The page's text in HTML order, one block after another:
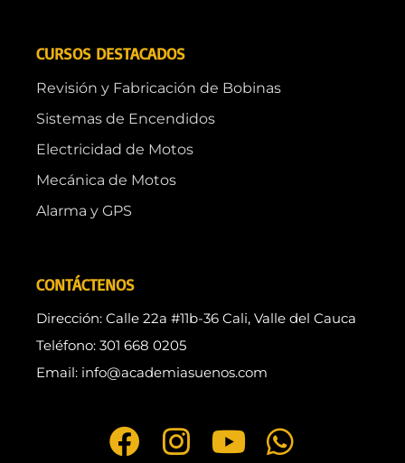
CURSOS DESTACADOS
Revisión y Fabricación de Bobinas
Sistemas de Encendidos
Electricidad de Motos
Mecánica de Motos
Alarma y GPS
CONTÁCTENOS
Dirección: Calle 22a #11b-36 Cali, Valle del Cauca
Teléfono: 301 668 0205
Email: info@academiasuenos.com